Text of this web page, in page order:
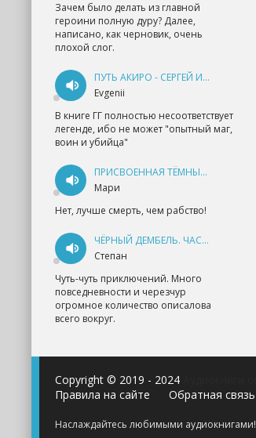
Зачем было делать из главной
героини полную дуру? Далее,
написано, как черновик, очень
плохой слог.
ПУТЬ АКИРО - СЕРГЕЙ ИЗМАЙЛОВ
Evgenii
В книге ГГ полностью несоответствует
легенде, ибо не может "опытный маг,
воин и убийца"
ПРИСВОЕННАЯ ТЁМНЫМ. ПРОКЛЯТАЯ ЛЮБОВЬ - АННА ГЕРР
Мари
Нет, лучше смерть, чем рабство!
ЧЁРНЫЙ ДЕМБЕЛЬ. ЧАСТЬ 1 - АНДРЕЙ ФЕДИН
Степан
Чуть-чуть приключений. Много
повседневности и черезчур
огромное количество описалова
всего вокруг.
Copyright © 2019 - 2024
Правила на сайте
Обратная связь
Наслаждайтесь любимыми аудиокнигами!